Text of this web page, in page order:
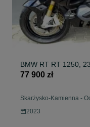
BMW RT RT 1250,
77 900 zł
Skarżysko-Kamienna -
2023